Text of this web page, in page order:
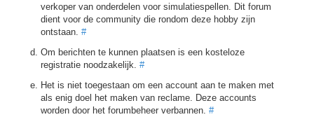
verkoper van onderdelen voor simulatiespellen. Dit forum
dient voor de community die rondom deze hobby zijn
ontstaan. #
Om berichten te kunnen plaatsen is een kosteloze
registratie noodzakelijk. #
Het is niet toegestaan om een account aan te maken met
als enig doel het maken van reclame. Deze accounts
worden door het forumbeheer verbannen. #